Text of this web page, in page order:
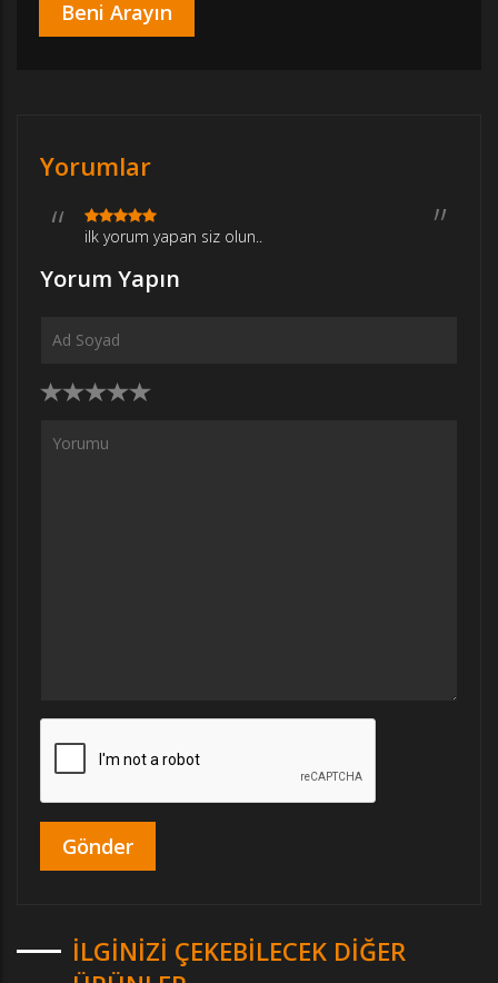
Yorumlar
ilk yorum yapan siz olun..
Yorum Yapın
İLGINIZI ÇEKEBILECEK DIĞER